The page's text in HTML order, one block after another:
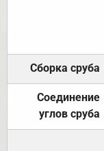
Сборка сруба
Соединение
углов сруба